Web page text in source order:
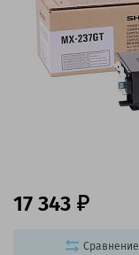
17 343
Сравнение